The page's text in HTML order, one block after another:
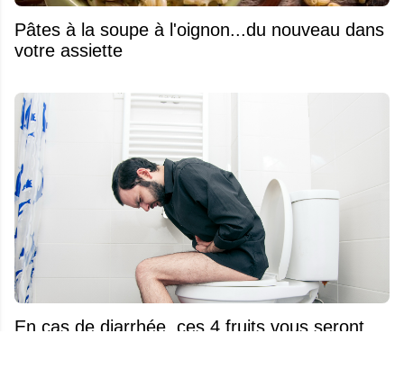
Pâtes à la soupe à l'oignon...du nouveau dans
votre assiette
En cas de diarrhée, ces 4 fruits vous seront